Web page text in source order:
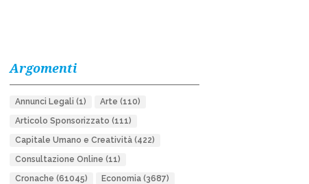
Argomenti
Annunci Legali (1) Arte (110)
Articolo Sponsorizzato (111)
Capitale Umano e Creatività(422)
Consultazione Online (11)
Cronache (61045) Economia(3687)